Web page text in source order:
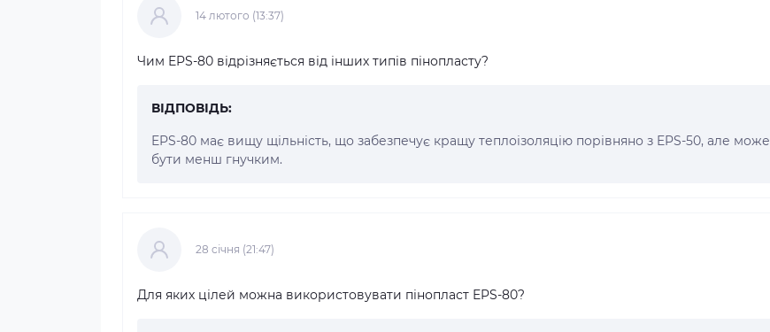
14 лютого (13:37)
Чим EPS-80 відрізняється від інших типів пінопласту?
ВІДПОВІДЬ:
EPS-80 має вищу щільність, що забезпечує кращу теплоізоляцію порівняно з EPS-50, але може
бути менш гнучким.
28 cічня (21:47)
Для яких цілей можна використовувати пінопласт EPS-80?